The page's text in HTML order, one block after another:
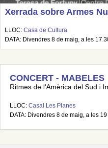
Xerrada sobre Armes
LLOC: Casa de Cultura
DATA: Divendres 8 de maig, a les
CONCERT - MABELES
Ritmes de l'Amèrica del Sud i
LLOC: Casal Les Planes
DATA: Divendres 8 de maig, a les 19